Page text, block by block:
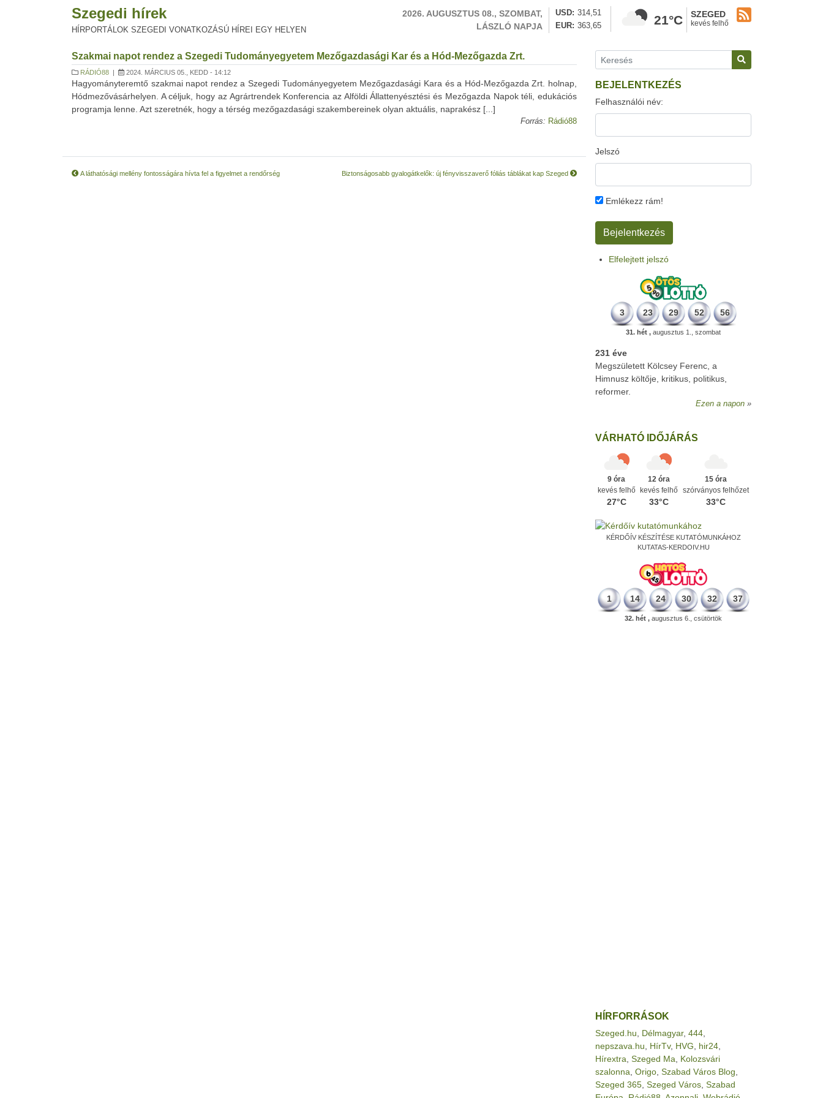
Szegedi hírek
HÍRPORTÁLOK SZEGEDI VONATKOZÁSÚ HÍREI EGY HELYEN
2026. AUGUSZTUS 08., SZOMBAT,
LÁSZLÓ NAPJA
USD
314,51
EUR
363,65 21°C SZEGED
kevés felhő
Szakmai napot rendez a Szegedi Tudományegyetem Mezőgazdasági Kar és a Hód-Mezőgazda Zrt.
RÁDIÓ88 | 2024. MÁRCIUS 05., KEDD - 14:12
Hagyományteremtő szakmai napot rendez a Szegedi Tudományegyetem Mezőgazdasági Kara és a Hód-Mezőgazda Zrt. holnap,
Hódmezővásárhelyen. A céljuk, hogy az Agrártrendek Konferencia az Alföldi Állattenyésztési és Mezőgazda Napok téli, edukációs
programja lenne. Azt szeretnék, hogy a térség mezőgazdasági szakembereinek olyan aktuális, naprakész [...]
Forrás: Rádió88
A láthatósági mellény fontosságára hívta fel a figyelmet a rendőrség Biztonságosabb gyalogátkelők: új fényvisszaverő fóliás táblákat kap Szeged
BEJELENTKEZÉS
Felhasználói név:
Jelszó
Emlékezz rám!
Elfelejtett jelszó
3 23 29 52 56
31. hét , augusztus 1., szombat
231 éve
Megszületett Kölcsey Ferenc, a
Himnusz költője, kritikus, politikus,
reformer.
Ezen a napon
VÁRHATÓ IDŐJÁRÁS
9 óra
kevés felhő
27°C
12 óra
kevés felhő
33°C
15 óra
szórványos felhőzet
33°C
KÉRDŐÍV KÉSZÍTÉSE KUTATÓMUNKÁHOZ
KUTATAS-KERDOIV.HU
1 14 24 30 32 37
32. hét , augusztus 6., csütörtök
HÍRFORRÁSOK
Szeged.hu Délmagyar, 444
nepszava.hu
HírTv, HVG hir24
Hírextra Szeged Ma
Kolozsvári
szalonna Origo Szabad Város Blog
Szeged 365 Szeged Város Szabad